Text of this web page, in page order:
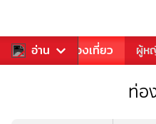
อ่าน
อาหาร ท่องเที่ยว ผู้ห
ท่อ